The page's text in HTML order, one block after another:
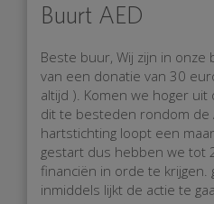
Buurt AED
Beste buur, Wij zijn in onze
van een donatie van 30
altijd ). Komen we hoger
dit te besteden rondom de
hartstichting loopt een
gestart dus hebben we tot
financiën in orde te
inmiddels lijkt de actie te